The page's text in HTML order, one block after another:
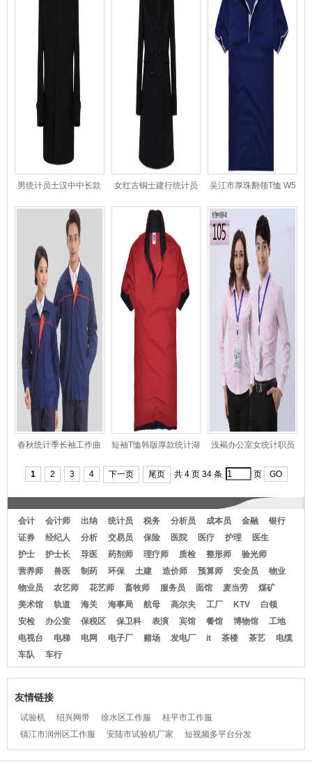
男统计员士汉中中长款
女红古铜士建行统计员
吴江市厚珠翻领T恤 W5
春秋统计季长袖工作曲
短袖T恤韩版厚款统计湖
深
浅褐办公室女统计职员
1
2 3 4 下一页 尾页 共 4 页 34 条 页 GO
会计 会计师 出纳 统计员 税务 分析员 成本员 金融
银行
证券
经纪人 分析 交易员 保险 医院 医疗 护理
医生
护士
护士长 导医 药剂师 理疗师 质检 整形师
验光师
营养师
兽医 制药 环保 土建 造价师 预算师 安全员
物业
物业员
农艺师 花艺师 畜牧师 服务员 面馆 麦当劳
煤矿
美术馆
轨道 海关 海事局 航母 高尔夫 工厂 KTV
白领
安检
办公室 保税区 保卫科 表演 宾馆 餐馆 博物馆
工地
电视台
电梯 电网 电子厂 赌场 发电厂 it 茶楼 茶艺
电缆
车队
车行
友情链接
试验机 绍兴网带 徐水区工作服
桂平市工作服
镇江市润州区工作服
安陆市试验机厂家 短视频多平台分发